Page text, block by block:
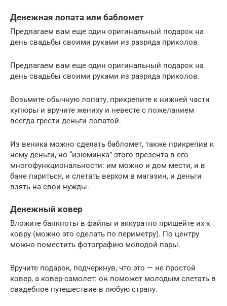
Денежная лопата или бабломет
Предлагаем вам еще один оригинальный подарок на
день свадьбы своими руками из разряда приколов.
Предлагаем вам еще один оригинальный подарок на
день свадьбы своими руками из разряда приколов.
Возьмите обычную лопату, прикрепите к нижней части
купюры и вручите жениху и невесте с пожеланием
всегда грести деньги лопатой.
Из веника можно сделать бабломет, также прикрепив к
нему деньги, но “изюминка” этого презента в его
многофункциональности: им можно и дом мести, и в
бане париться, и слетать верхом в магазин, и деньги
взять на свои нужды.
Денежный ковер
Вложите банкноты в файлы и аккуратно пришейте их к
ковру (можно это сделать по периметру). По центру
можно поместить фотографию молодой пары.
Вручите подарок, подчеркнув, что это — не простой
ковер, а ковер-самолет: он поможет молодым слетать в
свадебное путешествие в любую страну.